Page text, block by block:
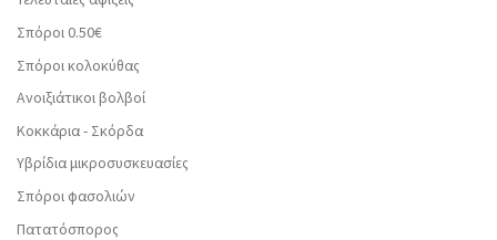
Σπόροι 0.50€
Σπόροι κολοκύθας
Ανοιξιάτικοι βολβοί
Κοκκάρια - Σκόρδα
Υβρίδια μικροσυσκευασίες
Σπόροι φασολιών
Πατατόσπορος